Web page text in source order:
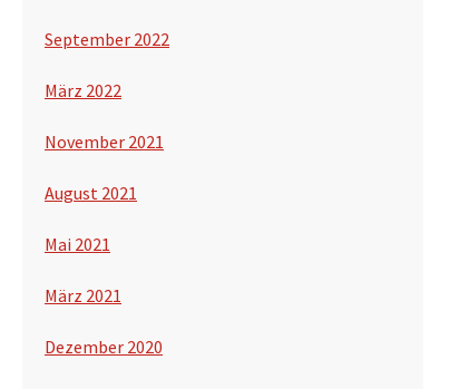
September 2022
März 2022
November 2021
August 2021
Mai 2021
März 2021
Dezember 2020